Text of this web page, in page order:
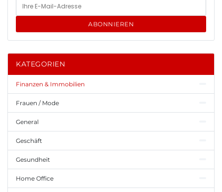
ABONNIEREN
KATEGORIEN
Finanzen & Immobilien
Frauen / Mode
General
Geschäft
Gesundheit
Home Office